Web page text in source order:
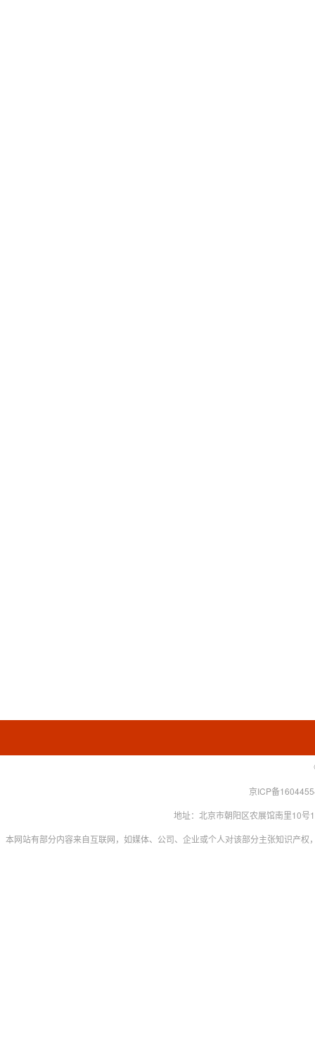
京ICP备
地址：北京市朝阳区农展馆南里10
本网站有部分内容来自互联网，如媒体、公司、企业或个人对该部分主张知识产